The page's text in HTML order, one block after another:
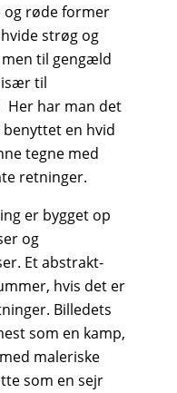
og røde former
strøg og
til gengæld
især til
Her har man det
en hvid
tegne med
retninger.
er bygget op
og
Et abstrakt-
hvis det er
Billedets
som en kamp,
maleriske
som en sejr